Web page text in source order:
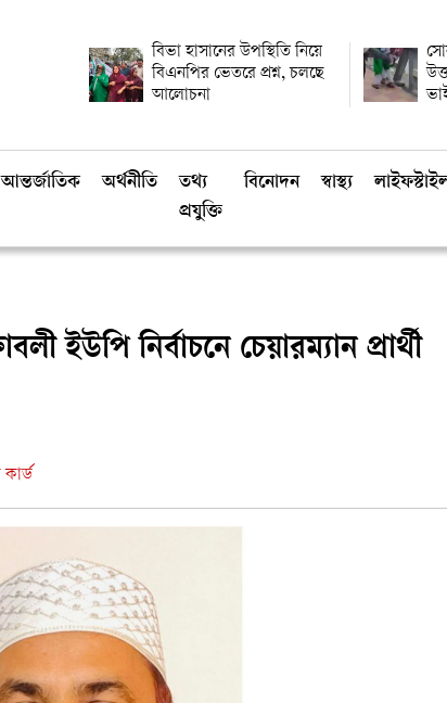
বিভা হাসানের উপস্থিতি নিয়ে
বিএনপির ভেতরে প্রশ্ন, চলছে
আলোচনা
আন্তর্জাতিক অর্থনীতি
তথ্য
প্রযুক্তি
বিনোদন স্বাস্থ্য
ইউপি নির্বাচনে চেয়ারম্যান প্রার্থী